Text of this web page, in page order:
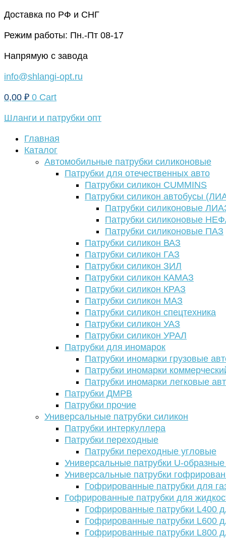
Перейти
содержимому
Доставка по РФ и СНГ
Режим работы: Пн.-Пт 08-17
Напрямую с завода
info@shlangi-opt.ru
0,00 ₽ 0 Cart
Шланги и патрубки опт
Главная
Каталог
Автомобильные патрубки силиконовые
Патрубки для отечественных авто
Патрубки силикон CUMMINS
Патрубки силикон автобусы
Патрубки силиконовые
Патрубки силиконовые
Патрубки силиконовые ПАЗ
Патрубки силикон ВАЗ
Патрубки силикон ГАЗ
Патрубки силикон ЗИЛ
Патрубки силикон КАМАЗ
Патрубки силикон КРАЗ
Патрубки силикон МАЗ
Патрубки силикон спецтехника
Патрубки силикон УАЗ
Патрубки силикон УРАЛ
Патрубки для иномарок
Патрубки иномарки грузовые
Патрубки иномарки
Патрубки иномарки легковые
Патрубки ДМРВ
Патрубки прочие
Универсальные патрубки силикон
Патрубки интеркуллера
Патрубки переходные
Патрубки переходные угловые
Универсальные патрубки U-
Универсальные патрубки
Гофрированные патрубки для
Гофрированные патрубки для
Гофрированные патрубки L400
Гофрированные патрубки L600
Гофрированные патрубки L800